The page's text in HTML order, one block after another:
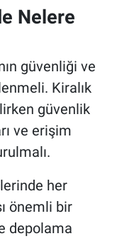
Nelere
güvenliği ve
Kiralık
güvenlik
ve erişim
her
önemli bir
depolama